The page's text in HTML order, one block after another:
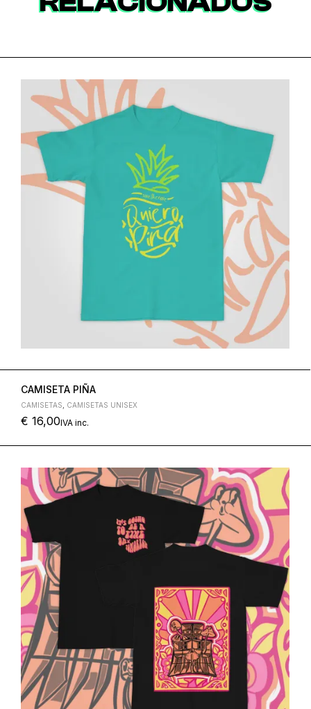
CAMISETA PIÑA
CAMISETAS CAMISETAS UNISEX
€ 16,00IVA inc.